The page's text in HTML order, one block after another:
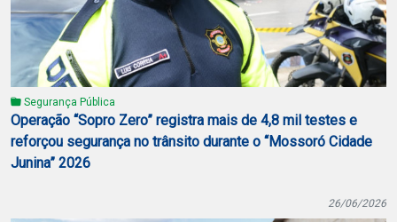
Segurança Pública
Operação “Sopro Zero” registra mais de 4,8 mil testes e
reforçou segurança no trânsito durante o “Mossoró Cidade
Junina” 2026
26/06/2026